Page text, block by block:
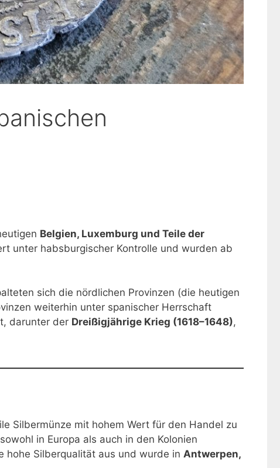
Belgien, Luxemburg und Teile der
unter habsburgischer Kontrolle und wurden ab
sich die nördlichen Provinzen (die heutigen
weiterhin unter spanischer Herrschaft
darunter der Dreißigjährige Krieg (1618–1648),
Silbermünze mit hohem Wert für den Handel zu
in Europa als auch in den Kolonien
hohe Silberqualität aus und wurde in Antwerpen,